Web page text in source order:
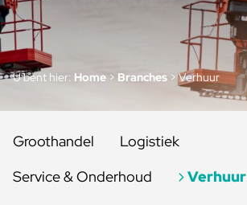
U bent hier: Home > Branches >Verhuur
Groothandel
Logistiek
Service & Onderhoud
Verhuur